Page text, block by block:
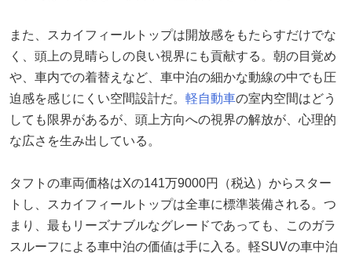
また、スカイフィールトップは開放感をもたらすだけでな
く、頭上の見晴らしの良い視界にも貢献する。朝の目覚め
や、車内での着替えなど、車中泊の細かな動線の中でも圧
迫感を感じにくい空間設計だ。 軽自動車の室内空間はどう
しても限界があるが、頭上方向への視界の解放が、心理的
な広さを生み出している。
タフトの車両価格はXの141万9000円（税込）からスター
トし、スカイフィールトップは全車に標準装備される。つ
まり、最もリーズナブルなグレードであっても、このガラ
スルーフによる車中泊の価値は手に入る。軽SUVの車中泊